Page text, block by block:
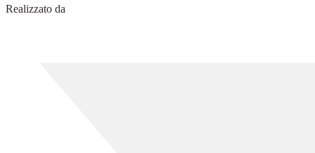
Realizzato da